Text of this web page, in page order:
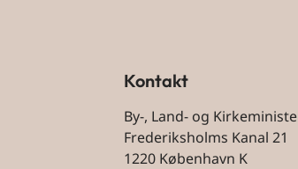
Kontakt
By-, Land- og
Frederiksholms Kanal 21
1220 København K